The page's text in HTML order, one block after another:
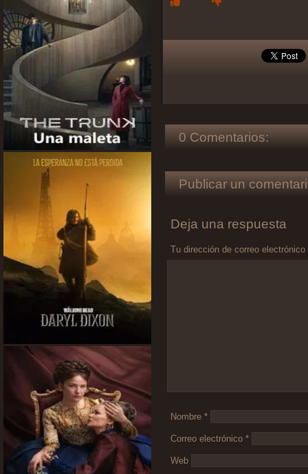
0 Comentarios:
Publicar un
Deja una respuesta
Tu dirección de correo
Nombre *
Correo electrónico *
Web